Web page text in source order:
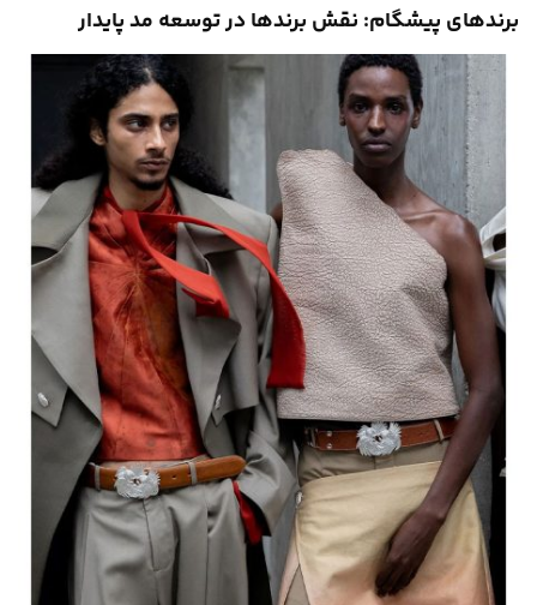
برندهای پیشگام: نقش برندها در توسعه مد پایدار